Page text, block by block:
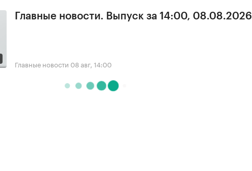
Главные новости. Выпуск за 14:00, 08.08.2026
Главные новости 08 авг, 14:00